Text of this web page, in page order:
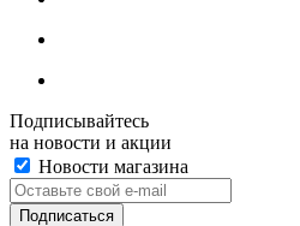
Подписывайтесь
на новости и акции
Новости магазина